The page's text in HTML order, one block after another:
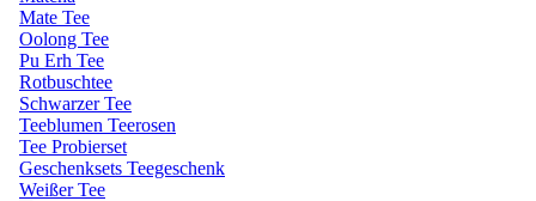
Mate Tee
Oolong Tee
Pu Erh Tee
Rotbuschtee
Schwarzer Tee
Teeblumen Teerosen
Tee Probierset
Geschenksets Teegeschenk
Weißer Tee